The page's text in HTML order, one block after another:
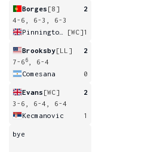
Borges [8]
2
4-6, 6-3, 6-3
[WC]1
Brooksby[LL]
2
7-6 6
, 6-4
Comesana
0
Evans [WC]
2
3-6, 6-4, 6-4
Kecmanovic
1
bye